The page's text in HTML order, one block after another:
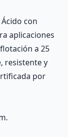
Ácido con
aplicaciones
a 25
resistente y
por